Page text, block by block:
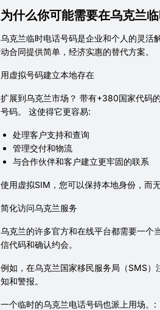
为什么你可能需要在乌克兰
乌克兰临时电话号码是企业和个人的灵活
动合同提供简单，经济实惠的替代方案。
用虚拟号码建立本地存在
扩展到乌克兰市场？ 带有+380国家代码
号码。 这使得它更容易:
处理客户支持和查询
管理交付和物流
与合作伙伴和客户建立更牢固的联系
使用虚拟SIM，您可以保持本地身份，而
简化访问乌克兰服务
乌克兰的许多官方和在线平台都需要一个
信代码和确认约会。
例如，在乌克兰国家移民服务局（SMS
知和警报。
一个临时的乌克兰电话号码也派上用场。: